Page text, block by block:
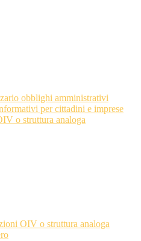
obblighi amministrativi
per cittadini e imprese
o struttura analoga
OIV o struttura analoga